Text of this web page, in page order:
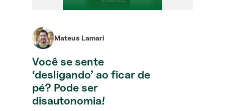
Mateus Lamari
Você se sente
‘desligando’ ao ficar de
pé? Pode ser
disautonomia!